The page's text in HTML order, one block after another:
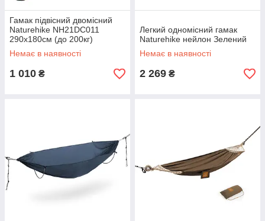
Гамак підвісний двомісний
Naturehike NH21DC011
290х180см (до 200кг)
Помаранчевий
Немає в наявності
1 010 ₴
Легкий одномісний гамак
Naturehike нейлон Зелений
Немає в наявності
2 269 ₴